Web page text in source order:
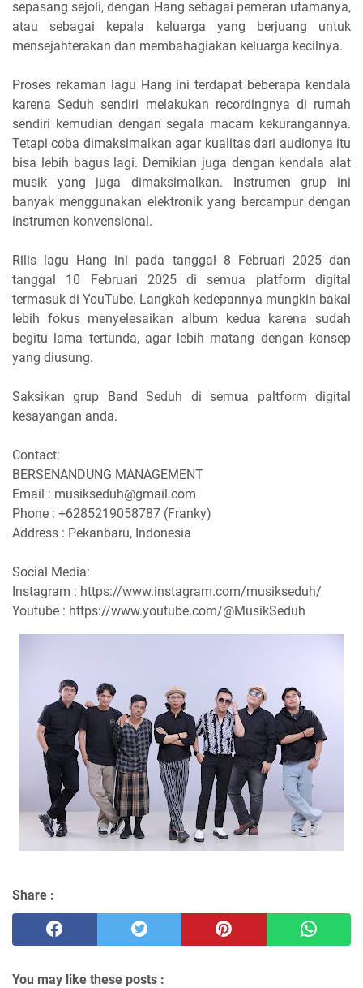
sepasang sejoli, dengan Hang sebagai pemeran utamanya,
atau sebagai kepala keluarga yang berjuang untuk
mensejahterakan dan membahagiakan keluarga kecilnya.
Proses rekaman lagu Hang ini terdapat beberapa kendala
karena Seduh sendiri melakukan recordingnya di rumah
sendiri kemudian dengan segala macam kekurangannya.
Tetapi coba dimaksimalkan agar kualitas dari audionya itu
bisa lebih bagus lagi. Demikian juga dengan kendala alat
musik yang juga dimaksimalkan. Instrumen grup ini
banyak menggunakan elektronik yang bercampur dengan
instrumen konvensional.
Rilis lagu Hang ini pada tanggal 8 Februari 2025 dan
tanggal 10 Februari 2025 di semua platform digital
termasuk di YouTube. Langkah kedepannya mungkin bakal
lebih fokus menyelesaikan album kedua karena sudah
begitu lama tertunda, agar lebih matang dengan konsep
yang diusung.
Saksikan grup Band Seduh di semua paltform digital
kesayangan anda.
Contact:
BERSENANDUNG MANAGEMENT
Email : musikseduh@gmail.com
Phone : +6285219058787 (Franky)
Address : Pekanbaru, Indonesia
Social Media:
Instagram : https://www.instagram.com/musikseduh/
Youtube : https://www.youtube.com/@MusikSeduh
Share :
You may like these posts :